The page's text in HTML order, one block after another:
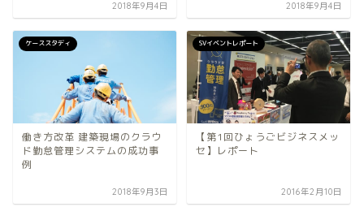
2018年9月4日 2018年9月4日
ケーススタディ
働き方改革 建築現場のクラウ
ド勤怠管理システムの成功事
例
2018年9月3日
SVイベントレポート
【第1回ひょうごビジネスメッ
セ】レポート
2016年2月10日